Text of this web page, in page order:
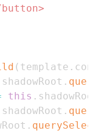
button>
( template .
shadowRoot .
this .
shadowRoot .
.